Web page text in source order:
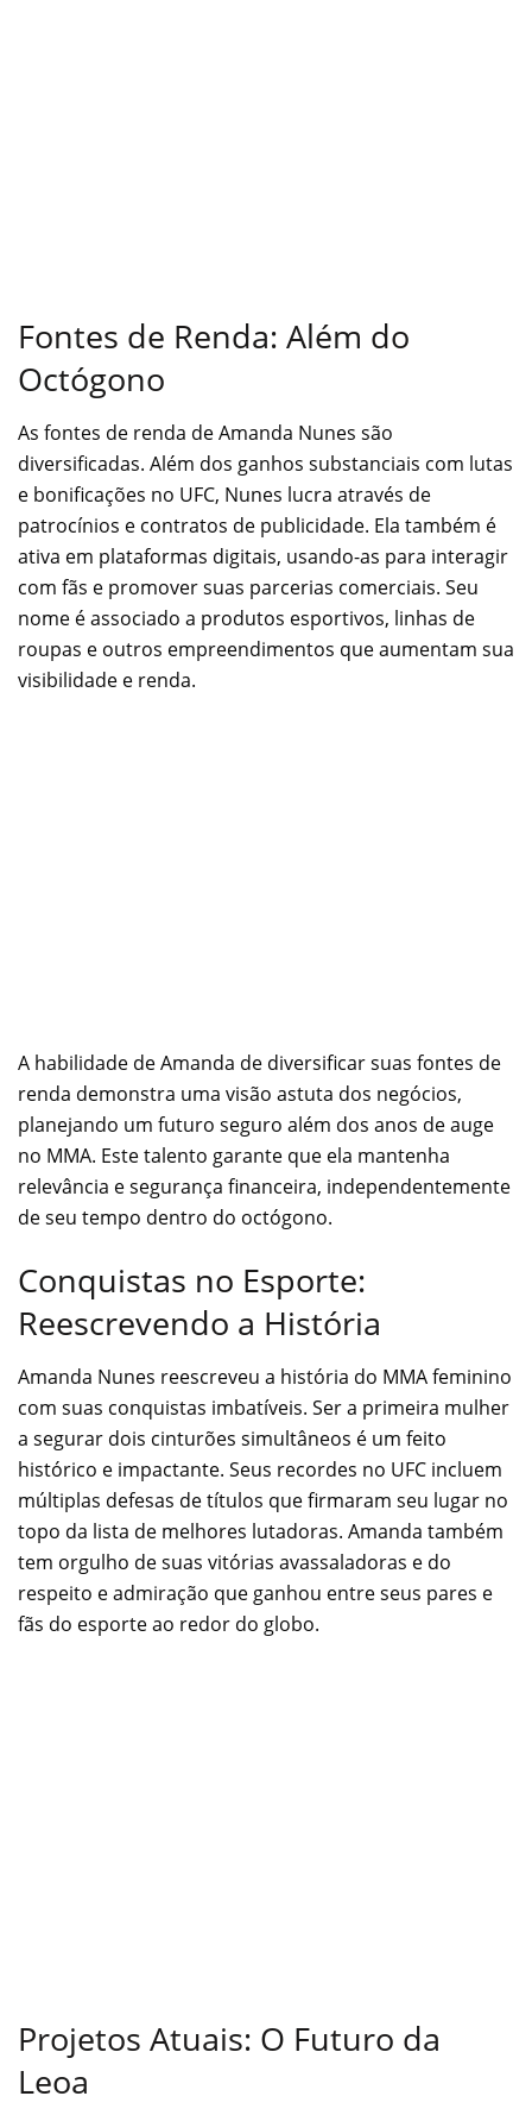
Fontes de Renda: Além do
Octógono
As fontes de renda de Amanda Nunes são
diversificadas. Além dos ganhos substanciais com lutas
e bonificações no UFC, Nunes lucra através de
patrocínios e contratos de publicidade. Ela também é
ativa em plataformas digitais, usando-as para interagir
com fãs e promover suas parcerias comerciais. Seu
nome é associado a produtos esportivos, linhas de
roupas e outros empreendimentos que aumentam sua
visibilidade e renda.
A habilidade de Amanda de diversificar suas fontes de
renda demonstra uma visão astuta dos negócios,
planejando um futuro seguro além dos anos de auge
no MMA. Este talento garante que ela mantenha
relevância e segurança financeira, independentemente
de seu tempo dentro do octógono.
Conquistas no Esporte:
Reescrevendo a História
Amanda Nunes reescreveu a história do MMA feminino
com suas conquistas imbatíveis. Ser a primeira mulher
a segurar dois cinturões simultâneos é um feito
histórico e impactante. Seus recordes no UFC incluem
múltiplas defesas de títulos que firmaram seu lugar no
topo da lista de melhores lutadoras. Amanda também
tem orgulho de suas vitórias avassaladoras e do
respeito e admiração que ganhou entre seus pares e
fãs do esporte ao redor do globo.
Projetos Atuais: O Futuro da
Leoa